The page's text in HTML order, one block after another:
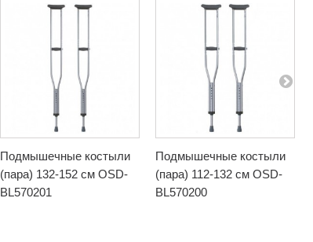
Подмышечные костыли
(пара) 132-152 см OSD-
BL570201
Подмышечные костыли
(пара) 112-132 см OSD-
BL570200